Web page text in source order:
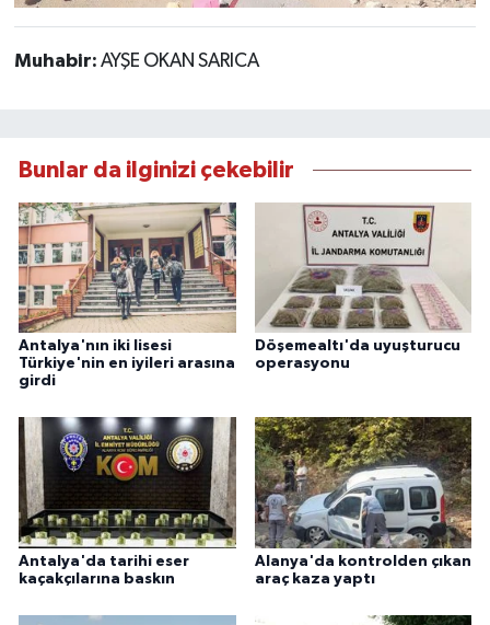
Muhabir: AYŞE OKAN SARICA
Bunlar da ilginizi çekebilir
Antalya'nın iki lisesi
Türkiye'nin en iyileri arasına
girdi
Döşemealtı'da uyuşturucu
operasyonu
Antalya'da tarihi eser
kaçakçılarına baskın
Alanya'da kontrolden çıkan
araç kaza yaptı